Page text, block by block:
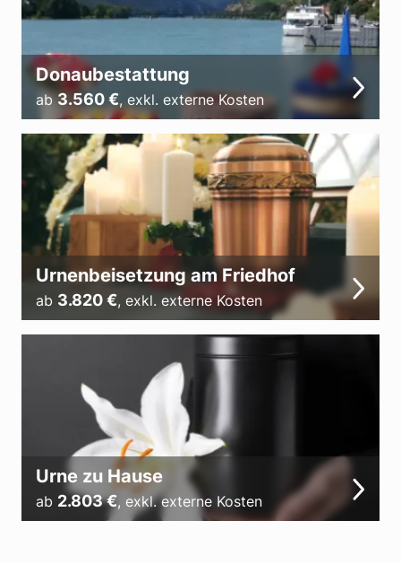
Donaubestattung
ab3.560€, exkl. externe Kosten
Urnenbeisetzung am Friedhof
ab 3.820€, exkl. externe Kosten
Urne zu Hause
ab 2.803€, exkl. externe Kosten